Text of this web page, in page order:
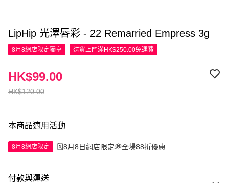
LipHip 光澤唇彩 - 22 Remarried Empress 3g
8月8網店限定獨享 送貨上門滿HK$250.00免運費
HK$120.00
HK$99.00
本商品適用活動
8月8網店限定 🗓️8月8日網店限定💭全場88折優惠
付款與運送